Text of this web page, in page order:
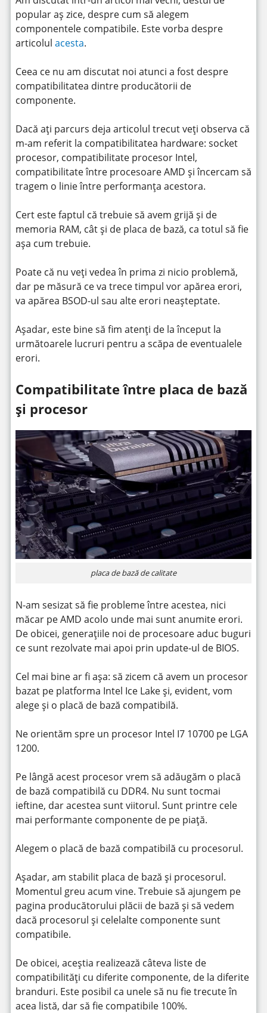
popular aș zice, despre cum să alegem
componentele compatibile. Este vorba despre
articolul acesta.
Ceea ce nu am discutat noi atunci a fost despre
compatibilitatea dintre producătorii de
componente.
Dacă ați parcurs deja articolul trecut veți observa că
m-am referit la compatibilitatea hardware: socket
procesor, compatibilitate procesor Intel,
compatibilitate între procesoare AMD și încercam să
tragem o linie între performanța acestora.
Cert este faptul că trebuie să avem grijă și de
memoria RAM, cât și de placa de bază, ca totul să fie
așa cum trebuie.
Poate că nu veți vedea în prima zi nicio problemă,
dar pe măsură ce va trece timpul vor apărea erori,
va apărea BSOD-ul sau alte erori neașteptate.
Așadar, este bine să fim atenți de la început la
următoarele lucruri pentru a scăpa de eventualele
erori.
Compatibilitate între placa de bază
și procesor
placa de bază de calitate
N-am sesizat să fie probleme între acestea, nici
măcar pe AMD acolo unde mai sunt anumite erori.
De obicei, generațiile noi de procesoare aduc buguri
ce sunt rezolvate mai apoi prin update-ul de BIOS.
Cel mai bine ar fi așa: să zicem că avem un procesor
bazat pe platforma Intel Ice Lake și, evident, vom
alege și o placă de bază compatibilă.
Ne orientăm spre un procesor Intel I7 10700 pe LGA
1200.
Pe lângă acest procesor vrem să adăugăm o placă
de bază compatibilă cu DDR4. Nu sunt tocmai
ieftine, dar acestea sunt viitorul. Sunt printre cele
mai performante componente de pe piață.
Alegem o placă de bază compatibilă cu procesorul.
Așadar, am stabilit placa de bază și procesorul.
Momentul greu acum vine. Trebuie să ajungem pe
pagina producătorului plăcii de bază și să vedem
dacă procesorul și celelalte componente sunt
compatibile.
De obicei, aceștia realizează câteva liste de
compatibilități cu diferite componente, de la diferite
branduri. Este posibil ca unele să nu fie trecute în
acea listă, dar să fie compatibile 100%.